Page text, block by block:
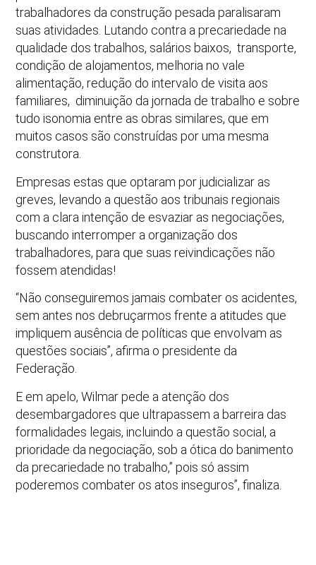
trabalhadores da construção pesada paralisaram
suas atividades. Lutando contra a precariedade na
qualidade dos trabalhos, salários baixos, transporte,
condição de alojamentos, melhoria no vale
alimentação, redução do intervalo de visita aos
familiares, diminuição da jornada de trabalho e sobre
tudo isonomia entre as obras similares, que em
muitos casos são construídas por uma mesma
construtora.
Empresas estas que optaram por judicializar as
greves, levando a questão aos tribunais regionais
com a clara intenção de esvaziar as negociações,
buscando interromper a organização dos
trabalhadores, para que suas reivindicações não
fossem atendidas!
“Não conseguiremos jamais combater os acidentes,
sem antes nos debruçarmos frente a atitudes que
impliquem ausência de políticas que envolvam as
questões sociais”, afirma o presidente da
Federação.
E em apelo, Wilmar pede a atenção dos
desembargadores que ultrapassem a barreira das
formalidades legais, incluindo a questão social, a
prioridade da negociação, sob a ótica do banimento
da precariedade no trabalho,” pois só assim
poderemos combater os atos inseguros”, finaliza.